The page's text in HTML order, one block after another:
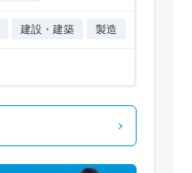
建設・建築 製造